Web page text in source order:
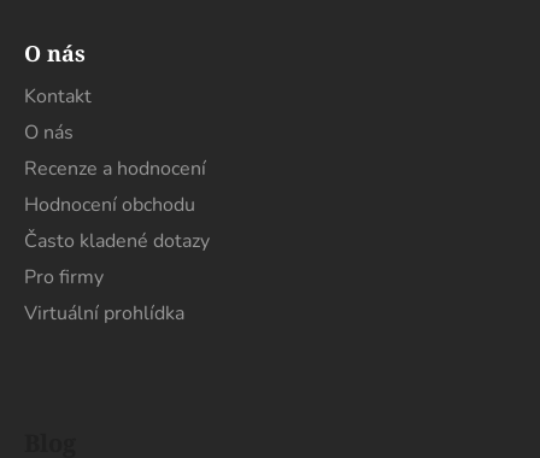
O nás
Kontakt
O nás
Recenze a hodnocení
Hodnocení obchodu
Často kladené dotazy
Pro firmy
Virtuální prohlídka